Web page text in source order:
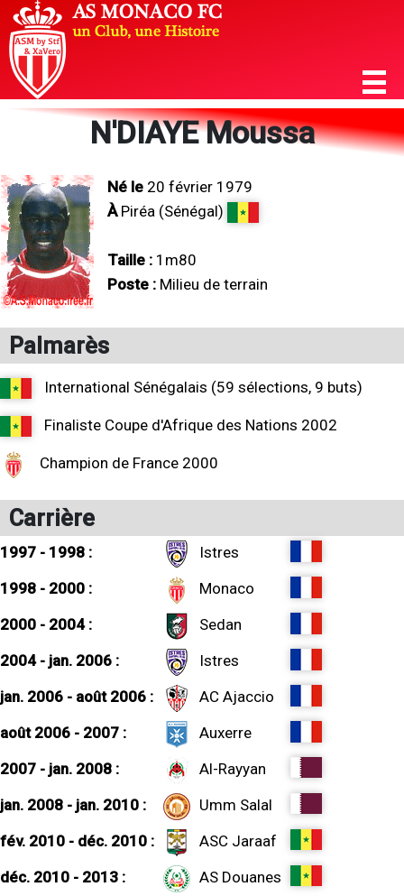
N'DIAYE Moussa
Né le 20 février 1979
ÀPiréa (Sénégal)
Taille : 1m80
Poste : Milieu de terrain
Palmarès
International Sénégalais (59 sélections, 9 buts)
Finaliste Coupe d'Afrique des Nations 2002
Champion de France 2000
Carrière
1997 - 1998 :
Istres
1998 - 2000 :
Monaco
2000 - 2004 :
Sedan
2004 - jan. 2006 :
Istres
jan. 2006 - août 2006 :
AC Ajaccio
août 2006 - 2007 :
Auxerre
2007 - jan. 2008 :
Al-Rayyan
jan. 2008 - jan. 2010 :
Umm Salal
fév. 2010 - déc. 2010 :
ASC Jaraaf
déc. 2010 - 2013 :
AS Douanes